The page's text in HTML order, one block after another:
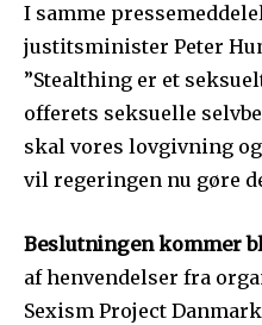
I samme
justitsminister Peter
”Stealthing er et
offerets seksuelle
skal vores lovgivning
vil regeringen nu gøre
Beslutningen kommer
af henvendelser fra
Sexism Project